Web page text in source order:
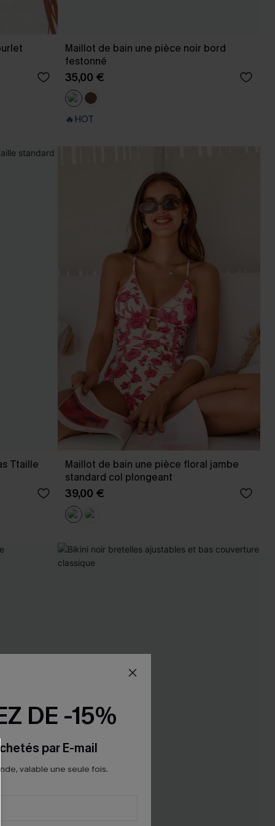
Maillot de bain une pièce noir bord
festonné
35,00 €
🔥HOT
Ttaille
Maillot de bain une pièce floral jambe
standard col plongeant
39,00 €
DE -15%
par E-mail
valable une seule fois.